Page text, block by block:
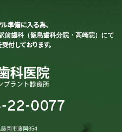
準備に入る為、
前歯科（飯島歯科分院・高崎院）にて
付しております。
22-0077
岡市藤岡854